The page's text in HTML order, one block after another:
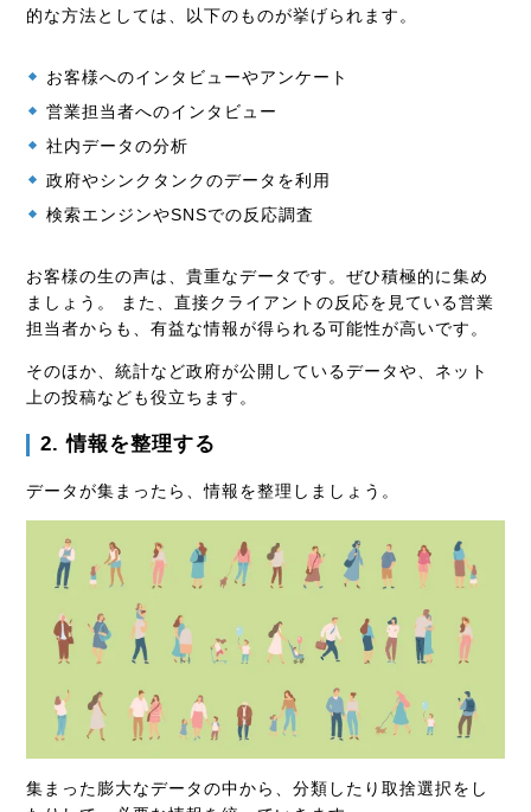
的な方法としては、以下のものが挙げられます。
お客様へのインタビューやアンケート
営業担当者へのインタビュー
社内データの分析
政府やシンクタンクのデータを利用
検索エンジンやSNSでの反応調査
お客様の生の声は、貴重なデータです。ぜひ積極的に集め
ましょう。 また、直接クライアントの反応を見ている営業
担当者からも、有益な情報が得られる可能性が高いです。
そのほか、統計など政府が公開しているデータや、ネット
上の投稿なども役立ちます。
2. 情報を整理する
データが集まったら、情報を整理しましょう。
集まった膨大なデータの中から、分類したり取捨選択をし